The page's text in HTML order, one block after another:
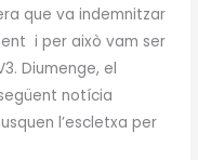
que va indemnitzar
i per això vam ser
Diumenge, el
notícia
l’escletxa per